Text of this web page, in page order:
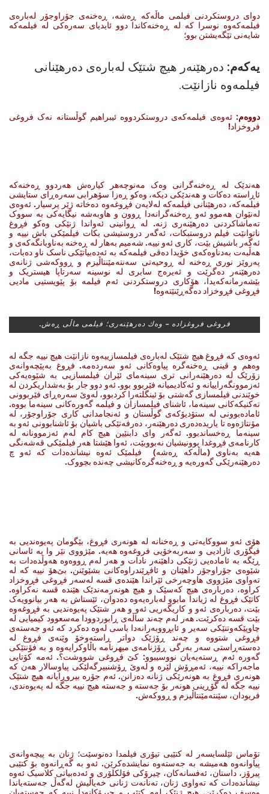
دوای دروستکردنی فیلمی ماڵەکە ڕەشە، ڕەخنەی جۆراوجۆر لەبارەی
فیلمەکەوە نوسرا کە لە ڕەخنەکاندا دوو ئایدیای سەرەکی لە فیلمەکە
شایەنی تێگەیشتن بوو؛
یەکەم: دەرهێنەر هیچ شتێک لەبارەی دەرهێنانی
فیلمەوە نازانێت.
دووەم: ئەوەی فیلمەکەی دروستکردووە ئیبراهیم گوڵستانە نەک فروغی
فروخزاد!
هەندێک لە ڕەخنەگرانی وەک مەنوچەهر کیارەش هەردوو ڕەخنەکە
ئاڕاستە دەکات و هەندێکی دیکە، وەکو ڕەزا سۆهرابی سەرەڕای ستایشی
فیلمەکە، دەرهێنانی فیلمەکە لەلایەن فڕوغەوە دەخاتە ژێر پرسیار. ئەوەی
لەنێوان هەموو ئەو ڕەخنەگرانەدا ڕوون و هاوبەشە نیگایەکی بە سووک
تەماشاکردنی دەرهێنەری ژنە. لە ڕوانینی ئەواندا ژنێکی وەکو فڕوغ
ناتوانێت فیلم دروستبکات، ئەگەر دروستیشی بکات فیلمێکی باش نییە و
ئەگەر باشیش بێت، کاری ئەو نییە. شەمیم بەهار لە ڕەخنە بەناوبانگەکەی و
هەڵبەت بەدناوەکەی خۆیدا دەقی فیلمەکە بە ئەدەبیاتێکی ناسک ناو دەبات،
پەروێز نوری ڕەخنە لە ڕوحیەتی سەنتەمێنتاڵیزم و ڕووكه‌شی ژنانەی
دەرهێنەر دەگرێت و ئەیرەج سابری لە نوسینە سەرتاپا هیستریک و
بێشەرمانەکەیدا، هۆکاری دروستکردنی ئەم فیلمە بۆ پێویستیی مادیی
فڕوغی فڕوخزاد دەگەڕێنێتەوە!
فروغی فروغزاده‌ – وه‌ك ده‌رهێنه‌ری؛ فیلمی ماڵی ڕه‌ش.
ئەوەی کە فڕوغ هیچ شتێک لەبارەی فیلمسازییەوە نازانێت هیچ نییە جگە لە
وەهم و قینی ڕەخنەگرە پیاوەکانی ئەو سەردەمە. فڕوغ بەپێچەوانەی
زۆرێک لە دەرهێنەرانی تری سینەمای ئێران فیلمسازیی بە شێوەیەکی
ئەزموونگەراییانە و ئەکادیمیانە فێربوو بوو. ئەو دوو جار بۆ بەشداریکردن لە
خوێندنی فیلمسازی گەشتی بۆ ئینگلتەرا کردبوو، لەوێ سەرەڕای فێربوونی
تەکنیکەکانی سینەما، ئاشنای فیلمسازان و فیلمە گەورەکانی سینەما بووە.
ئامادەبوونی لە ستۆدیۆکەی گوڵستان و ئەنجامدانی کاری جۆراوجۆر، لە
مۆنتاژەوە تا یاریدەدەری دەرهێنەر، دەرفەتێکی باشیان بۆ ئاشنابوونی ئەو بە
سینەما ڕەخساندبوو. ئەگەر وای دابنێین هیچ کام لەم ئەزموونانە لە
کارنامەی فڕوغدا بوونیشیان نەبووبێت، ئەوا هێشتا هەر فیلمێکی قەشەنگی
هەیە بەناوی (ماڵەکە ڕەشە) فیلمێک ئەوە نیشاندەدات کە ئەو چ
دەرهێنەرێکی گەورەیە و ڕەخنەگرەکانیشی چەندە بچووک.
هۆی ئەو سووکایەتی و ڕەخنانە لە هونەری فڕوغ، بێگومان پەیوەندیی بە
فیگۆری ئازادیی و سەربەخۆیی فروغەوە هەیە. مێژووی نێر وا بە ئاسانی
ڕێگە بە ئامادەیی ژنێکی داهێنەر نادات و هەر لەم ڕووەوە هەوڵدەدات بە
شێوەی جۆراوجۆر داهێنان و ئافڕێندراوەکانی بشێوێنن. بێ‌هۆ نییە کە لە
تەواوی مێژووی هاوچەرخی ئێراندا هێندەی قسە لەسەر فڕوغی فڕوخزاد
کراوە، دەربارەی هیچ کەسێک و هیچ هونەرمەندێک هێندە قسە نەکراوە.
کاتێک فڕوغ لە ژیاندا مابوو لەبارەیەوە دەدوان، ئێستاش بە هەر بیانوویەک
بێت، دەربارەی ئەو و کاریگەریی ئەو و هەر شتێک پەیوەندیی بە فڕوغەوە
بێت قسە دەکرێت. هەر لەم چەند ساڵەی ڕابوردوودا مەسعوود کیمیایی لە
چاوپێکەوتنێکی سەیر و ئابڕووبەرانەدا باسی لەوە دەکرد کە ئەو جەستەی
فڕوغی شتووە و چەند ڕۆژێک دواتر ڕاستەوخۆ وێنەی فڕوغ لە
دەستەڕاستی سەر بەرگی ڕۆژنامەی میهرنامە باڵاوکرایەوە و بە فۆنتێکی
گەورە ئەم ڕستەیەیان نووسیبوو: کێ فڕوغی شووشت؟. ئەمە کۆتایی
ماجەراکە نییە، ئەمڕۆش لێرە و لەوێ ڕۆشنبیرگەلێکی پیاوسالار هەن کە
هونەری فڕوغ بە هونەرێکی ژنانە دەزانن. ئەم جۆرە بیروڕایانە هیچ شتێک
نییە جگە لە گۆڕینی هونەر بۆ جەستە و جەستە هیچ نییە جگە لە پەیوەندی،
فریودان، سێنتەمێنتاڵیزم و ڕووکەش.
تۆماس ئێلسایسەر لە کتێبی تیۆری فیلمدا دەنوسێت؛ ژنان بە پیچەوانەی
پیاوانەوە هەمیشە بە جەستەوە نمایشدەکرێن. ئەو بە گەڕانەوە بۆ کتێبی
پیرۆز، داستان، ئەفسانەکان، چیرۆکی فۆلکلۆری و ئەدەبیاتی کلاسیک ئەوە
نیشاندەدات کە تەواوی ژنان، تەنانەت ژنانی خەیاڵیش لەگەڵ جەستەیاندا
وەسف دەکرێن. هیچ ژنێک لەم کتێب و چیرۆکانەدا نییە کە جەستەیان